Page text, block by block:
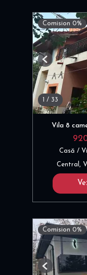
Comision 0%
1 / 33
Previous
Vila 8
Casă /
Central,
Comision 0%
Previous